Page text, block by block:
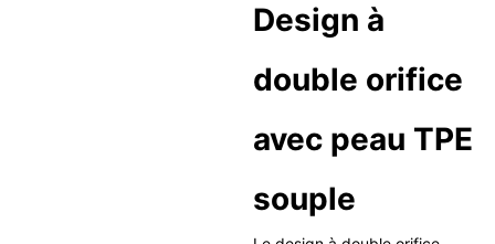
Design à
double orifice
avec peau TPE
souple